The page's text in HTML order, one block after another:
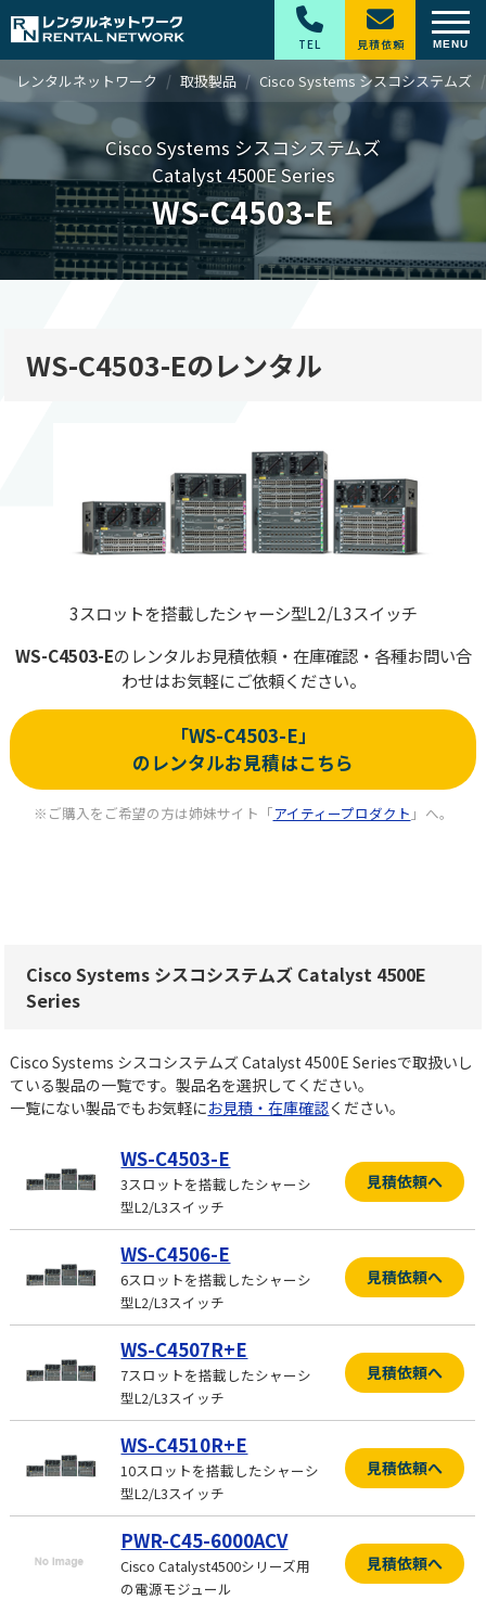
レンタルネットワーク 取扱製品 Cisco Systems シスコシステムズ
Cisco Systems シスコシステムズ
Catalyst 4500E Series
WS-C4503-E
WS-C4503-Eのレンタル
3スロットを搭載したシャーシ型L2/L3スイッチ
WS-C4503-Eのレンタルお見積依頼・在庫確認・各種お問い合
わせはお気軽にご依頼ください。
「WS-C4503-E」
のレンタルお見積はこちら
※ご購入をご希望の方は姉妹サイト「アイティープロダクト 」へ。
Cisco Systems シスコシステムズ Catalyst 4500E
Series
Cisco Systems シスコシステムズ Catalyst 4500E Seriesで取扱いし
ている製品の一覧です。製品名を選択してください。
一覧にない製品でもお気軽にお見積・在庫確認ください。
WS-C4503-E
3スロットを搭載したシャーシ
型L2/L3スイッチ
見積依頼へ
WS-C4506-E
6スロットを搭載したシャーシ
型L2/L3スイッチ
見積依頼へ
WS-C4507R+E
7スロットを搭載したシャーシ
型L2/L3スイッチ
見積依頼へ
WS-C4510R+E
10スロットを搭載したシャーシ
型L2/L3スイッチ
見積依頼へ
PWR-C45-6000ACV
Cisco Catalyst4500シリーズ用
の電源モジュール
見積依頼へ
TEL 見積依頼